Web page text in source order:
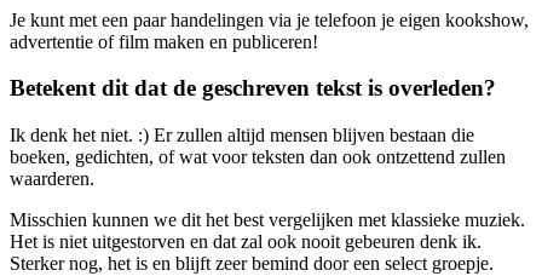
Je kunt met een paar handelingen via je telefoon je eigen kookshow,
advertentie of film maken en publiceren!
Betekent dit dat de geschreven tekst is overleden?
Ik denk het niet. :) Er zullen altijd mensen blijven bestaan die
boeken, gedichten, of wat voor teksten dan ook ontzettend zullen
waarderen.
Misschien kunnen we dit het best vergelijken met klassieke muziek.
Het is niet uitgestorven en dat zal ook nooit gebeuren denk ik.
Sterker nog, het is en blijft zeer bemind door een select groepje.